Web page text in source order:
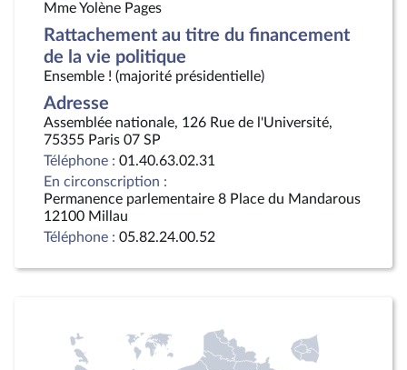
Mme Yolène Pages
Rattachement au titre du financement
de la vie politique
Ensemble ! (majorité présidentielle)
Adresse
Assemblée nationale, 126 Rue de l'Université,
75355 Paris 07 SP
Téléphone : 01.40.63.02.31
En circonscription :
Permanence parlementaire 8 Place du Mandarous
12100 Millau
Téléphone : 05.82.24.00.52